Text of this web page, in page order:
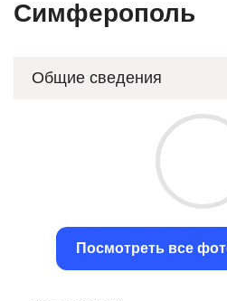
Симферополь
Общие сведения
Посмотреть все